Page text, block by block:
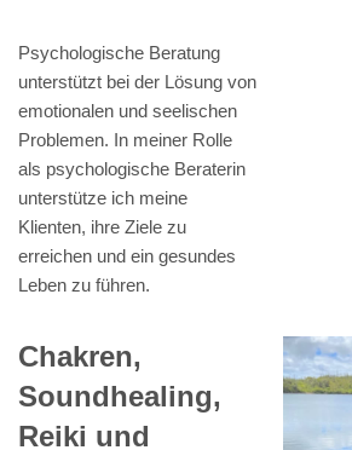
Psychologische Beratung
unterstützt bei der Lösung von
emotionalen und seelischen
Problemen. In meiner Rolle
als psychologische Beraterin
unterstütze ich meine
Klienten, ihre Ziele zu
erreichen und ein gesundes
Leben zu führen.
Chakren,
Soundhealing,
Reiki und